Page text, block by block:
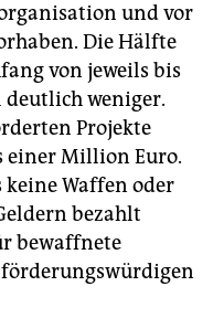
und vor
Die Hälfte
von jeweils bis
deutlich weniger.
Projekte
einer Million Euro.
keine Waffen oder
bezahlt
bewaffnete